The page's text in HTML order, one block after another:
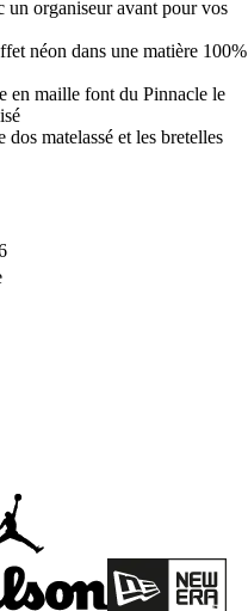
un organiseur avant pour vos
néon dans une matière 100%
en maille font du Pinnacle le
matelassé et les bretelles